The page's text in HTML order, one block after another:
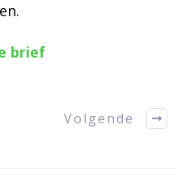
brief
Volgende